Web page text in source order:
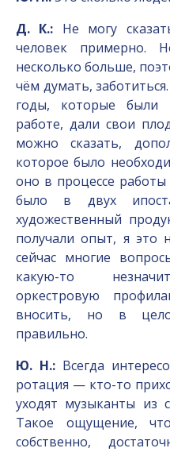
Д. К.: Не могу
человек примерно.
несколько больше,
чём думать,
годы, которые были
работе, дали свои
можно сказать,
которое было
оно в процессе
было в двух
художественный
получали опыт, я это
сейчас многие
какую-то
оркестровую
вносить, но в
правильно.
Ю. Н.: Всегда
ротация — кто-то
уходят музыканты из
Такое ощущение,
собственно,